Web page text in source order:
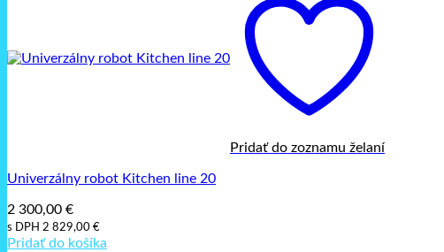
Pridať do zoznamu želaní
Univerzálny robot Kitchen line 20
2 300,00 €
s DPH 2 829,00 €
Pridať do košíka